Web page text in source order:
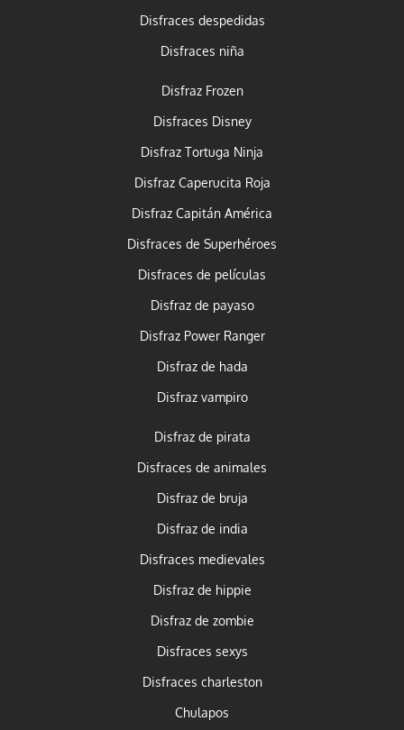
Disfraces despedidas
Disfraces niña
Disfraz Frozen
Disfraces Disney
Disfraz Tortuga Ninja
Disfraz Caperucita Roja
Disfraz Capitán América
Disfraces de Superhéroes
Disfraces de películas
Disfraz de payaso
Disfraz Power Ranger
Disfraz de hada
Disfraz vampiro
Disfraz de pirata
Disfraces de animales
Disfraz de bruja
Disfraz de india
Disfraces medievales
Disfraz de hippie
Disfraz de zombie
Disfraces sexys
Disfraces charleston
Chulapos